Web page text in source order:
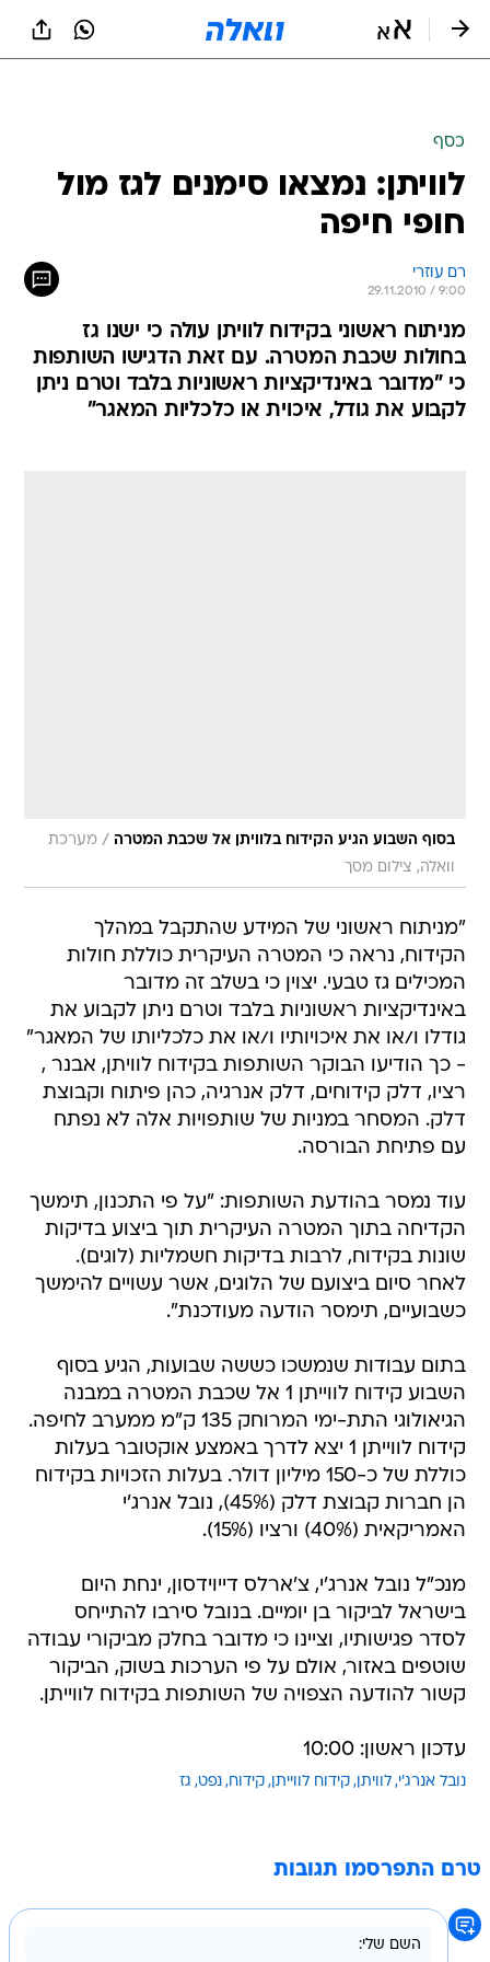
כסף
לוויתן: נמצאו סימנים לגז מול
חופי חיפה
רם עוזרי
29.11.2010 / 9:00
מניתוח ראשוני בקידוח לוויתן עולה כי ישנו גז
בחולות שכבת המטרה. עם זאת הדגישו השותפות
כי "מדובר באינדיקציות ראשוניות בלבד וטרם ניתן
לקבוע את גודל, איכוית או כלכליות המאגר"
בסוף השבוע הגיע הקידוח בלוויתן אל שכבת המטרה / מערכת
וואלה, צילום מסך
"מניתוח ראשוני של המידע שהתקבל במהלך
הקידוח, נראה כי המטרה העיקרית כוללת חולות
המכילים גז טבעי. יצוין כי בשלב זה מדובר
באינדיקציות ראשוניות בלבד וטרם ניתן לקבוע את
גודלו ו/או את איכויותיו ו/או את כלכליותו של המאגר"
- כך הודיעו הבוקר השותפות בקידוח לוויתן, אבנר ,
רציו, דלק קידוחים, דלק אנרגיה, כהן פיתוח וקבוצת
דלק. המסחר במניות של שותפויות אלה לא נפתח
עם פתיחת הבורסה.
עוד נמסר בהודעת השותפות: "על פי התכנון, תימשך
הקדיחה בתוך המטרה העיקרית תוך ביצוע בדיקות
שונות בקידוח, לרבות בדיקות חשמליות (לוגים).
לאחר סיום ביצועם של הלוגים, אשר עשויים להימשך
כשבועיים, תימסר הודעה מעודכנת".
בתום עבודות שנמשכו כששה שבועות, הגיע בסוף
השבוע קידוח לווייתן 1 אל שכבת המטרה במבנה
הגיאולוגי התת-ימי המרוחק 135 ק"מ ממערב לחיפה.
קידוח לווייתן 1 יצא לדרך באמצע אוקטובר בעלות
כוללת של כ-150 מיליון דולר. בעלות הזכויות בקידוח
הן חברות קבוצת דלק (45%), נובל אנרג'י
האמריקאית (40%) ורציו (15%).
מנכ"ל נובל אנרג'י, צ'ארלס דייוידסון, ינחת היום
בישראל לביקור בן יומיים. בנובל סירבו להתייחס
לסדר פגישותיו, וציינו כי מדובר בחלק מביקורי עבודה
שוטפים באזור, אולם על פי הערכות בשוק, הביקור
קשור להודעה הצפויה של השותפות בקידוח לווייתן.
עדכון ראשון: 10:00
נובל אנרג'י לוויתן קידוח לווייתן קידוח נפט גז
טרם התפרסמו תגובות